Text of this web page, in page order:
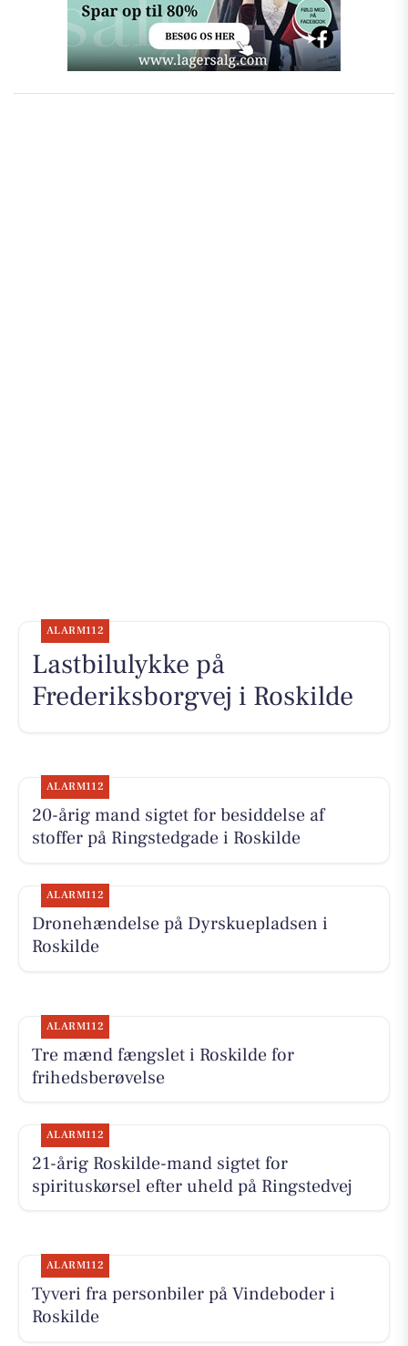
ALARM112
Lastbilulykke på
Frederiksborgvej i Roskilde
ALARM112
20-årig mand sigtet for besiddelse af
stoffer på Ringstedgade i Roskilde
ALARM112
Dronehændelse på Dyrskuepladsen i
Roskilde
ALARM112
Tre mænd fængslet i Roskilde for
frihedsberøvelse
ALARM112
21-årig Roskilde-mand sigtet for
spirituskørsel efter uheld på Ringstedvej
ALARM112
Tyveri fra personbiler på Vindeboder i
Roskilde